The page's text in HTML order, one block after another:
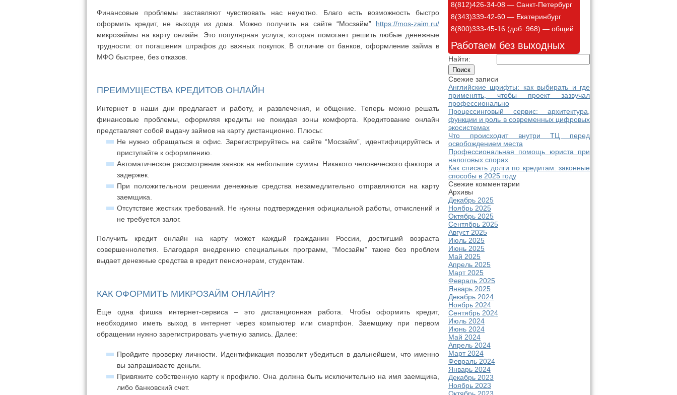
Финансовые проблемы заставляют чувствовать нас неуютно. Благо есть возможность быстро
оформить кредит, не выходя из дома. Можно получить на сайте “Мосзайм” https://mos-zaim.ru/
микрозаймы на карту онлайн. Это популярная услуга, которая помогает решить любые денежные
трудности: от погашения штрафов до важных покупок. В отличие от банков, оформление займа в
МФО быстрее, без отказов.
ПРЕИМУЩЕСТВА КРЕДИТОВ ОНЛАЙН
Интернет в наши дни предлагает и работу, и развлечения, и общение. Теперь можно решать
финансовые проблемы, оформляя кредиты не покидая зоны комфорта. Кредитование онлайн
представляет собой выдачу займов на карту дистанционно. Плюсы:
Не нужно обращаться в офис. Зарегистрируйтесь на сайте “Мосзайм”, идентифицируйтесь и
приступайте к оформлению.
Автоматическое рассмотрение заявок на небольшие суммы. Никакого человеческого фактора и
задержек.
При положительном решении денежные средства незамедлительно отправляются на карту
заемщика.
Отсутствие жестких требований. Не нужны подтверждения официальной работы, отчислений и
не требуется залог.
Получить кредит онлайн на карту может каждый гражданин России, достигший возраста
совершеннолетия. Благодаря внедрению специальных программ, “Мосзайм” также без проблем
выдает денежные средства в кредит пенсионерам, студентам.
КАК ОФОРМИТЬ МИКРОЗАЙМ ОНЛАЙН?
Еще одна фишка интернет-сервиса – это дистанционная работа. Чтобы оформить кредит,
необходимо иметь выход в интернет через компьютер или смартфон. Заемщику при первом
обращении нужно зарегистрировать учетную запись. Далее:
Пройдите проверку личности. Идентификация позволит убедиться в дальнейшем, что именно
вы запрашиваете деньги.
Привяжите собственную карту к профилю. Она должна быть исключительно на имя заемщика,
либо банковский счет.
8(812)426-34-08 — Санкт-Петербург
8(343)339-42-60 — Екатеринбург
8(800)333-45-16 (доб. 968) — общий
Работаем без выходных
Найти:
Свежие записи
Английские шрифты: как выбирать и где
применять, чтобы проект зазвучал
профессионально
Процессинговый сервис: архитектура,
функции и роль в современных цифровых
экосистемах
Что происходит внутри ТЦ перед
освобождением места
Профессиональная помощь юриста при
налоговых спорах
Как списать долги по кредитам: законные
способы в 2025 году
Свежие комментарии
Архивы
Декабрь 2025
Ноябрь 2025
Октябрь 2025
Сентябрь 2025
Август 2025
Июль 2025
Июнь 2025
Май 2025
Апрель 2025
Март 2025
Февраль 2025
Январь 2025
Декабрь 2024
Ноябрь 2024
Сентябрь 2024
Июль 2024
Июнь 2024
Май 2024
Апрель 2024
Март 2024
Февраль 2024
Январь 2024
Декабрь 2023
Ноябрь 2023